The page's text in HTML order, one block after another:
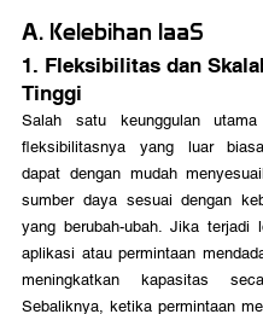
A. Kelebihan IaaS
1. Fleksibilitas dan
Tinggi
Salah satu keunggulan
fleksibilitasnya yang luar
dapat dengan mudah
sumber daya sesuai dengan
yang berubah-ubah. Jika terjadi
aplikasi atau permintaan
meningkatkan kapasitas
Sebaliknya, ketika permintaan